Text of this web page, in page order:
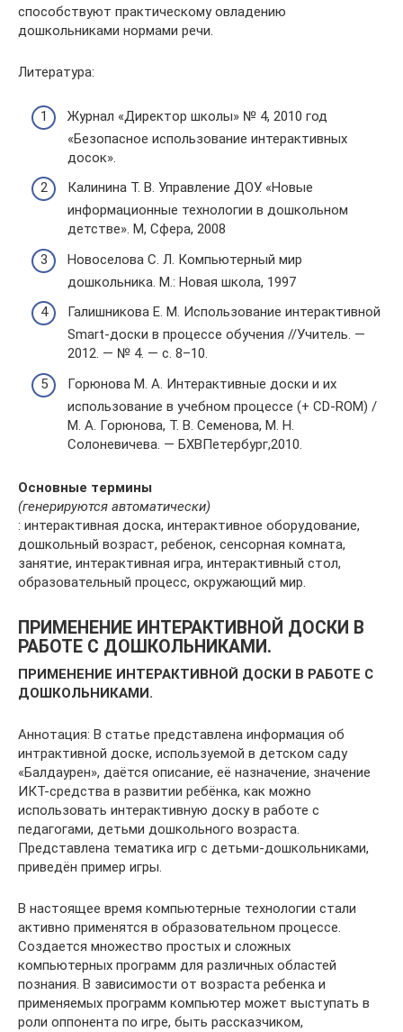
способствуют практическому овладению
дошкольниками нормами речи.
Литература:
Журнал «Директор школы» № 4, 2010 год
«Безопасное использование интерактивных
досок».
Калинина Т. В. Управление ДОУ. «Новые
информационные технологии в дошкольном
детстве». М, Сфера, 2008
Новоселова С. Л. Компьютерный мир
дошкольника. М.: Новая школа, 1997
Галишникова Е. М. Использование интерактивной
Smart-доски в процессе обучения //Учитель. —
2012. — № 4. — с. 8–10.
Горюнова М. А. Интерактивные доски и их
использование в учебном процессе (+ CD-ROM) /
М. А. Горюнова, Т. В. Семенова, М. Н.
Солоневичева. — БХВПетербург,2010.
Основные термины
(генерируются автоматически)
: интерактивная доска, интерактивное оборудование,
дошкольный возраст, ребенок, сенсорная комната,
занятие, интерактивная игра, интерактивный стол,
образовательный процесс, окружающий мир.
ПРИМЕНЕНИЕ ИНТЕРАКТИВНОЙ ДОСКИ В
РАБОТЕ С ДОШКОЛЬНИКАМИ.
ПРИМЕНЕНИЕ ИНТЕРАКТИВНОЙ ДОСКИ В РАБОТЕ С
ДОШКОЛЬНИКАМИ.
Аннотация: В статье представлена информация об
интрактивной доске, используемой в детском саду
«Балдаурен», даётся описание, её назначение, значение
ИКТ-средства в развитии ребёнка, как можно
использовать интерактивную доску в работе с
педагогами, детьми дошкольного возраста.
Представлена тематика игр с детьми-дошкольниками,
приведён пример игры.
В настоящее время компьютерные технологии стали
активно применятся в образовательном процессе.
Создается множество простых и сложных
компьютерных программ для различных областей
познания. В зависимости от возраста ребенка и
применяемых программ компьютер может выступать в
роли оппонента по игре, быть рассказчиком,